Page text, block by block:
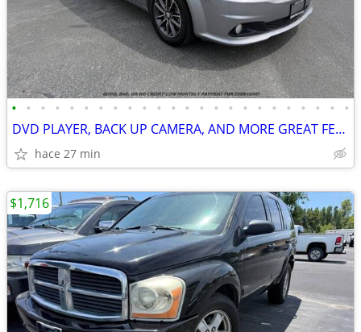
• • • • • • • • • • • • • • • • • • • • • • • •
DVD PLAYER, BACK UP CAMERA, AND MORE GREAT FEATURES. BAD CREDIT? PAY
hace 27 min
$1,716